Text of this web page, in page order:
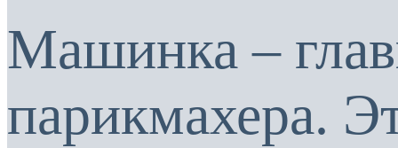
Машинка –
парикмахера.